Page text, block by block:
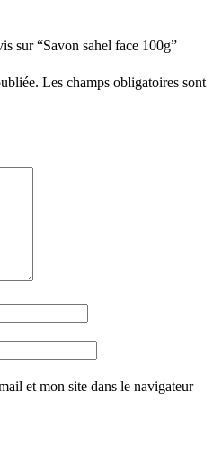
sur “Savon sahel face 100g”
Les champs obligatoires sont
et mon site dans le navigateur